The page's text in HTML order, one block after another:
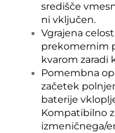
središče
ni vključen.
Vgrajena
prekomernim
kvarom zaradi
Pomembna
začetek
baterije
Kompatibilno
izmeničnega/